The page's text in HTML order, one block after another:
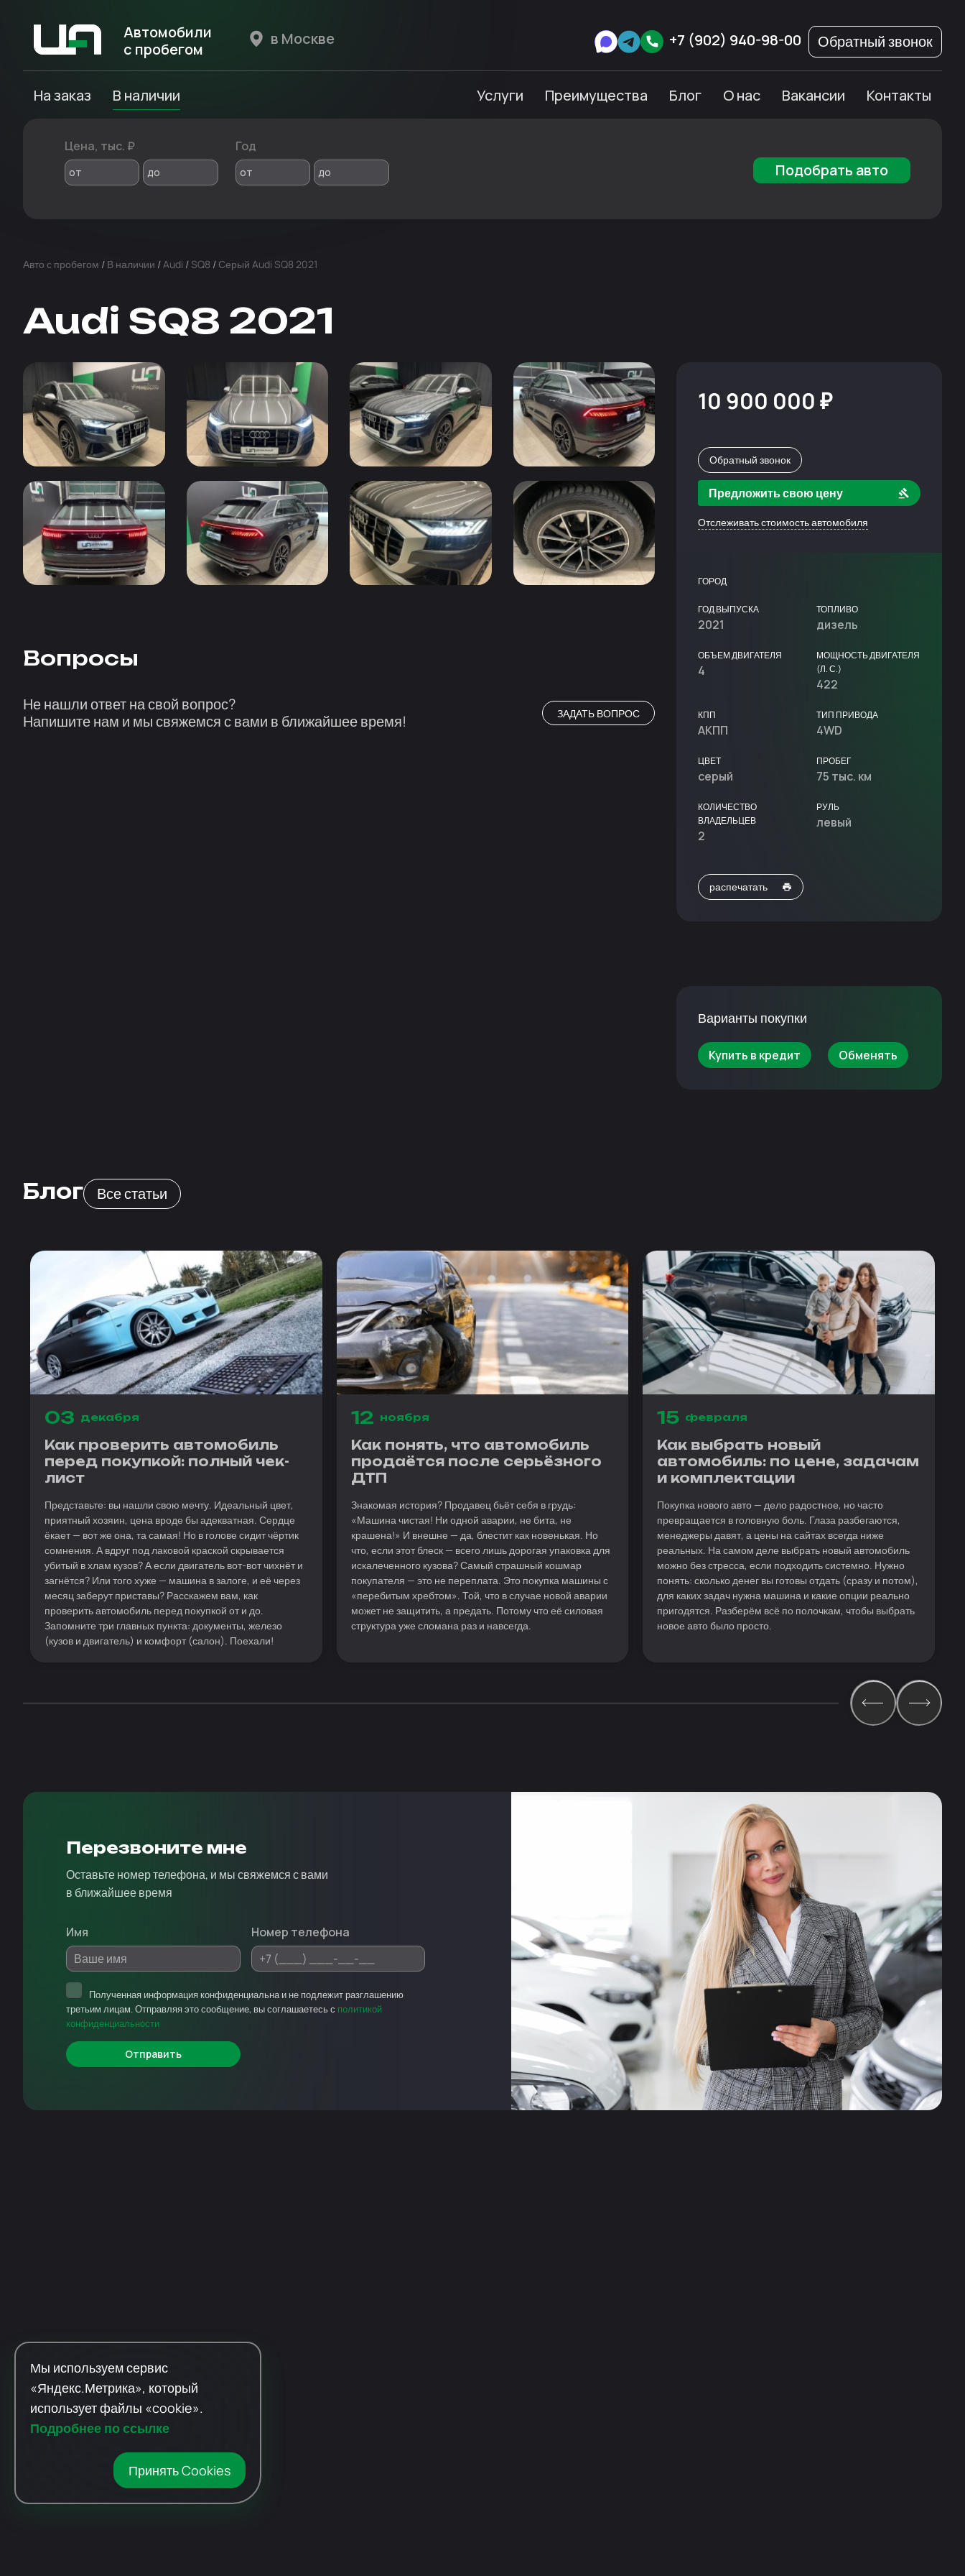
Автомобили
с пробегом
+7 (902) 940-98-00 Обратный звонок
На заказ В наличии Услуги Преимущества Блог О нас Вакансии Контакты
Подобрать авто
Цена, тыс. ₽
от до
Год
от до
Авто с пробегом / В наличии /Audi /SQ8 / Серый Audi SQ8 2021
Audi SQ8 2021
Вопросы
Не нашли ответ на свой вопрос?
Напишите нам и мы свяжемся с вами в ближайшее время!
ЗАДАТЬ ВОПРОС
10 900 000 ₽
Обратный звонок
Предложить свою цену
Отслеживать стоимость автомобиля
ГОРОД
ГОД ВЫПУСКА
2021
ТОПЛИВО
дизель
ОБЪЕМ ДВИГАТЕЛЯ
4
МОЩНОСТЬ ДВИГАТЕЛЯ
(Л. С.)
422
КПП
АКПП
ТИП ПРИВОДА
4WD
ЦВЕТ
серый
ПРОБЕГ
75 тыс. км
КОЛИЧЕСТВО
ВЛАДЕЛЬЦЕВ
2
РУЛЬ
левый
распечатать
Варианты покупки
Купить в кредит Обменять
Блог Все статьи
03 декабря
Как проверить автомобиль
перед покупкой: полный чек-
лист
Представьте: вы нашли свою мечту. Идеальный цвет,
приятный хозяин, цена вроде бы адекватная. Сердце
ёкает — вот же она, та самая! Но в голове сидит чёртик
сомнения. А вдруг под лаковой краской скрывается
убитый в хлам кузов? А если двигатель вот-вот чихнёт и
загнётся? Или того хуже — машина в залоге, и её через
месяц заберут приставы? Расскажем вам, как
проверить автомобиль перед покупкой от и до.
Запомните три главных пункта: документы, железо
(кузов и двигатель) и комфорт (салон). Поехали!
12 ноября
Как понять, что автомобиль
продаётся после серьёзного
ДТП
Знакомая история? Продавец бьёт себя в грудь:
«Машина чистая! Ни одной аварии, не бита, не
крашена!» И внешне — да, блестит как новенькая. Но
что, если этот блеск — всего лишь дорогая упаковка для
искалеченного кузова? Самый страшный кошмар
покупателя — это не переплата. Это покупка машины с
«перебитым хребтом». Той, что в случае новой аварии
может не защитить, а предать. Потому что её силовая
структура уже сломана раз и навсегда.
15 февраля
Как выбрать новый
автомобиль: по цене, задачам
и комплектации
Покупка нового авто — дело радостное, но часто
превращается в головную боль. Глаза разбегаются,
менеджеры давят, а цены на сайтах всегда ниже
реальных. На самом деле выбрать новый автомобиль
можно без стресса, если подходить системно. Нужно
понять: сколько денег вы готовы отдать (сразу и потом),
для каких задач нужна машина и какие опции реально
пригодятся. Разберём всё по полочкам, чтобы выбрать
новое авто было просто.
Перезвоните мне
Оставьте номер телефона, и мы свяжемся с вами
в ближайшее время
Имя Номер телефона
Отправить
Полученная информация конфиденциальна и не подлежит разглашению
третьим лицам. Отправляя это сообщение, вы соглашаетесь с политикой
конфиденциальности
Мы используем сервис
«Яндекс.Метрика», который
использует файлы «cookie».
Подробнее по ссылке
Принять Cookies